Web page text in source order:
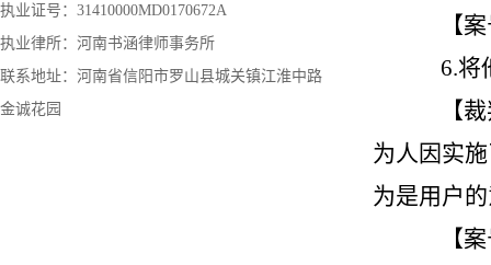
执业证号：31410000MD0170672A
执业律所：河南书涵律师事务所
联系地址：河南省信阳市罗山县城关镇江淮中路
金诚花园
【
6.将
【
为人因实
为是用户
【